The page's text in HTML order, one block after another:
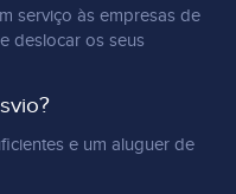
serviço às empresas de
deslocar os seus
e um aluguer de